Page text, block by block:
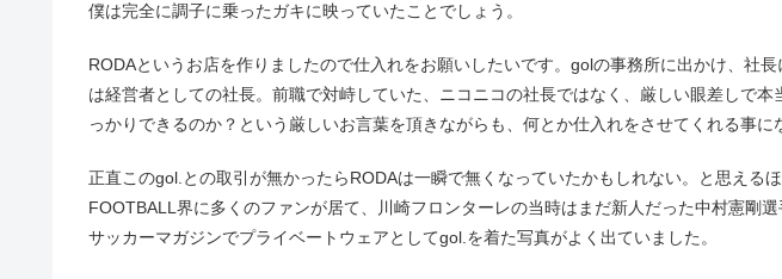
僕は完全に調子に乗ったガキに映っていたことでしょう。
RODAというお店を作りましたので仕入れをお願いしたいです。golの事務所に出かけ、社
は経営者としての社長。前職で対峙していた、ニコニコの社長ではなく、厳しい眼差しで本
っかりできるのか？という厳しいお言葉を頂きながらも、何とか仕入れをさせてくれる事に
正直このgol.との取引が無かったらRODAは一瞬で無くなっていたかもしれない。と思える
FOOTBALL界に多くのファンが居て、川崎フロンターレの当時はまだ新人だった中村憲剛選
サッカーマガジンでプライベートウェアとしてgol.を着た写真がよく出ていました。